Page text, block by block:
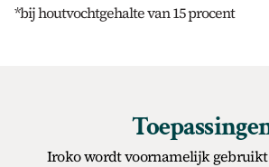
*bij houtvochtgehalte van 15 procent
Iroko wordt voornamelijk